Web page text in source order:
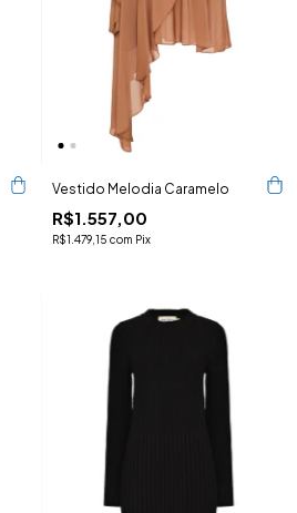
Vestido Melodia Caramelo
R$1.557,00
R$1.479,15 com Pix